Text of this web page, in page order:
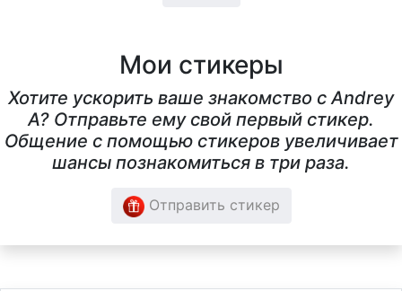
Мои стикеры
Хотите ускорить ваше знакомство с Andrey
A? Отправьте ему свой первый стикер.
Общение с помощью стикеров увеличивает
шансы познакомиться в три раза.
Отправить стикер